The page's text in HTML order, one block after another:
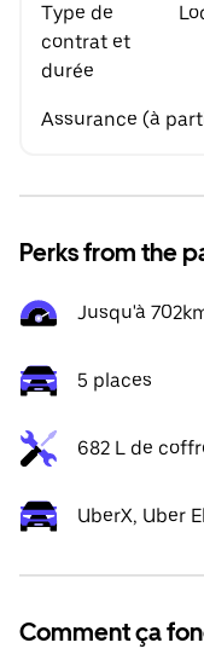
Type de
contrat et
durée
Assurance (à
Perks from the
Jusqu'à
5 places
682 L de
UberX, Uber
Comment ça